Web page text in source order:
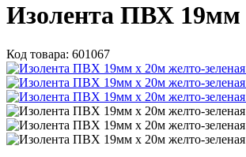
Изолента ПВХ 19мм
Код товара: 601067